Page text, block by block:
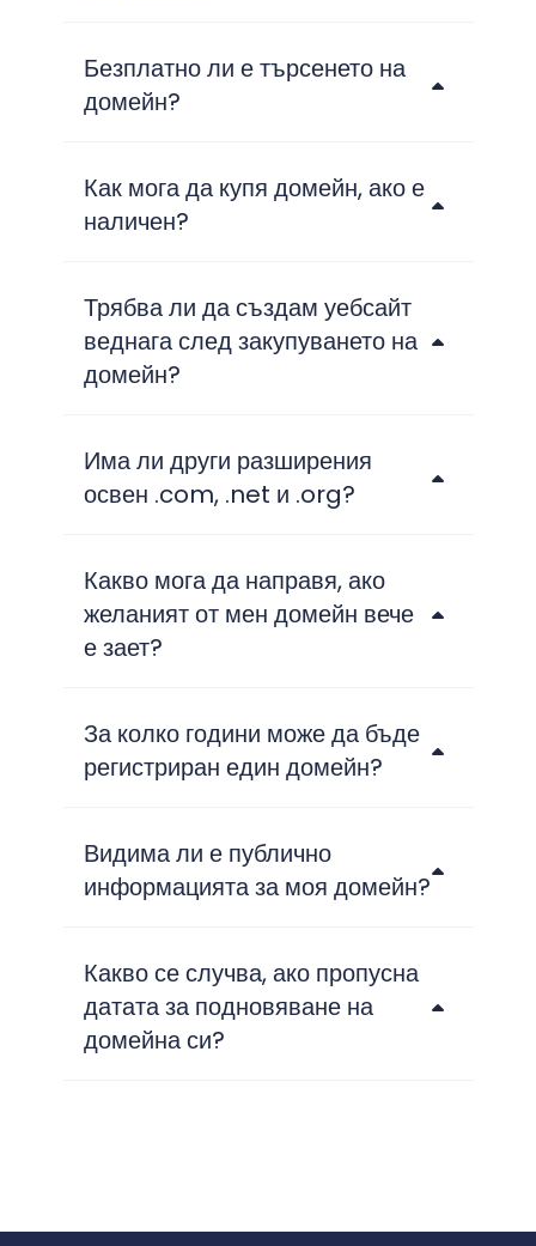
Безплатно ли е търсенето на
домейн?
Как мога да купя домейн, ако е
наличен?
Трябва ли да създам уебсайт
веднага след закупуването на
домейн?
Има ли други разширения
освен .com, .net и .org?
Какво мога да направя, ако
желаният от мен домейн вече
е зает?
За колко години може да бъде
регистриран един домейн?
Видима ли е публично
информацията за моя домейн?
Какво се случва, ако пропусна
датата за подновяване на
домейна си?